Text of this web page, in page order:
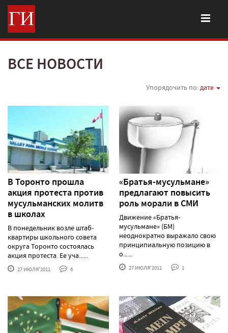
ВСЕ НОВОСТИ
Упорядочить по:дате
В Торонто прошла
акция протеста против
мусульманских молитв
в школах
В понедельник возле штаб-
квартиры школьного совета
округа Торонто состоялась
акция протеста. Ее уча......
27 ИЮЛЯ'2011 6
«Братья-мусульмане»
предлагают повысить
роль морали в СМИ
Движение «Братья-
мусульмане» (БМ)
неоднократно выражало свою
принципиальную позицию в
о......
27 ИЮЛЯ'2011 1